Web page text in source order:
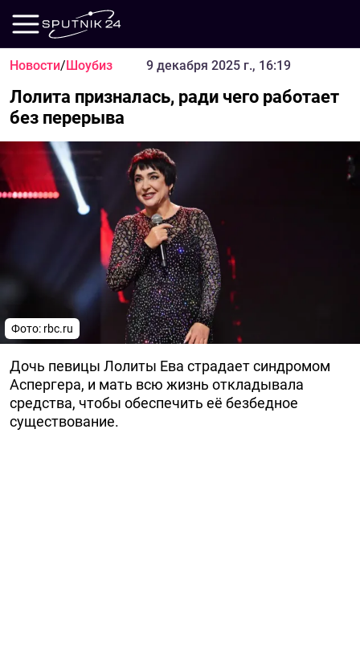
Новости/Шоубиз 9 декабря 2025 г., 16:19
Лолита призналась, ради чего работает
без перерыва
Фото: rbc.ru
Дочь певицы Лолиты Ева страдает синдромом
Аспергера, и мать всю жизнь откладывала
средства, чтобы обеспечить её безбедное
существование.